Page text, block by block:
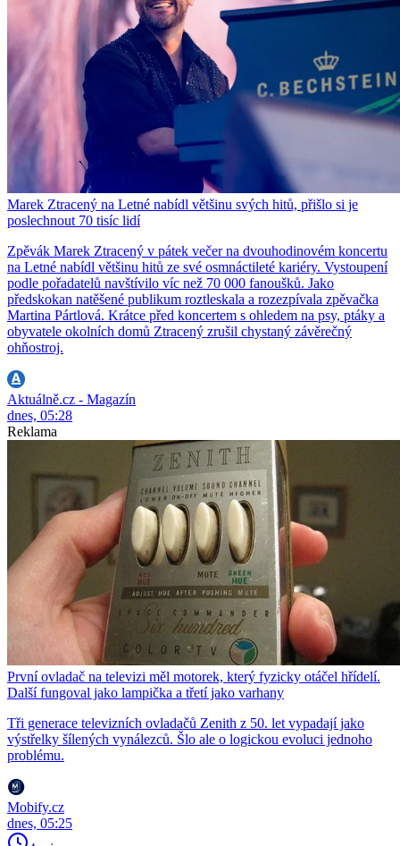
Marek Ztracený na Letné nabídl většinu svých hitů, přišlo si je
poslechnout 70 tisíc lidí
Zpěvák Marek Ztracený v pátek večer na dvouhodinovém koncertu
na Letné nabídl většinu hitů ze své osmnáctileté kariéry. Vystoupení
podle pořadatelů navštívilo víc než 70 000 fanoušků. Jako
předskokan natěšené publikum roztleskala a rozezpívala zpěvačka
Martina Pártlová. Krátce před koncertem s ohledem na psy, ptáky a
obyvatele okolních domů Ztracený zrušil chystaný závěrečný
ohňostroj.
Aktuálně.cz - Magazín
dnes, 05:28
Reklama
První ovladač na televizi měl motorek, který fyzicky otáčel hřídelí.
Další fungoval jako lampička a třetí jako varhany
Tři generace televizních ovladačů Zenith z 50. let vypadají jako
výstřelky šílených vynálezců. Šlo ale o logickou evoluci jednoho
problému.
Mobify.cz
dnes, 05:25